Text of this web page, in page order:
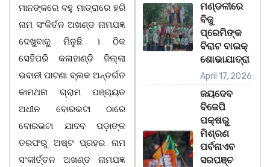
ମାନଙ୍କରେ ବହୁ ମାତ୍ରାରେ ହରି
ନାମ ସଂକିର୍ତନ ଅଖଣ୍ଡ ନାମଯଜ୍ଞ
ଦେଖୁବାକୁ ମିଳୁଛି । ଠିକ
ସେହିପରି କଳାହାଣ୍ଡି ଜିଲ୍ଲା
ଭବାନୀ ପାଟଣା ବ୍ଲକ ଅନ୍ତର୍ଗତ
କାମଥନା ଗ୍ରାମ ପଞ୍ଚାୟତ
ଅଧୀନ ବୋରଭଟା ଠାରେ
ବୋରଭଟା ଯାଦବ ପଡ଼ାଙ୍କ
ତରଫରୁ ଅଷ୍ଟ ପ୍ରହର ନାମ
ସଂକୀର୍ତ୍ତନ ଅଖଣ୍ଡ ନାମଯଜ୍ଞ
ମଣ୍ଡଳୀରେ
ବିଜୁ
ପ୍ରେମିଙ୍କ
ବିରାଟ ବାଇକ୍
ଶୋଭାଯାତ୍ରା
April 17, 2026
ଜୟଦେବ
ବିଜେପି
ପକ୍ଷରୁ
ମିଶ୍ରଣ
ପର୍ବନାଏବ
ସରପଞ୍ଚ